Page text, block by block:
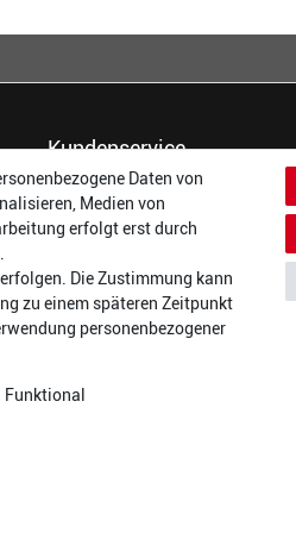
Kundenservice
Dein Konto
Häufigste Fragen (FAQ)
Größentabellen
Kundenmeinungen
Batterieverordnung
Versand und Zahlarten
Daten von
Medien von
erfolgt erst durch
Die Zustimmung kann
zu einem späteren Zeitpunkt
personenbezogener
Funktional